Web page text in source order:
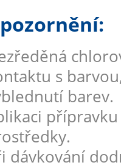
s
barev.
dávkování